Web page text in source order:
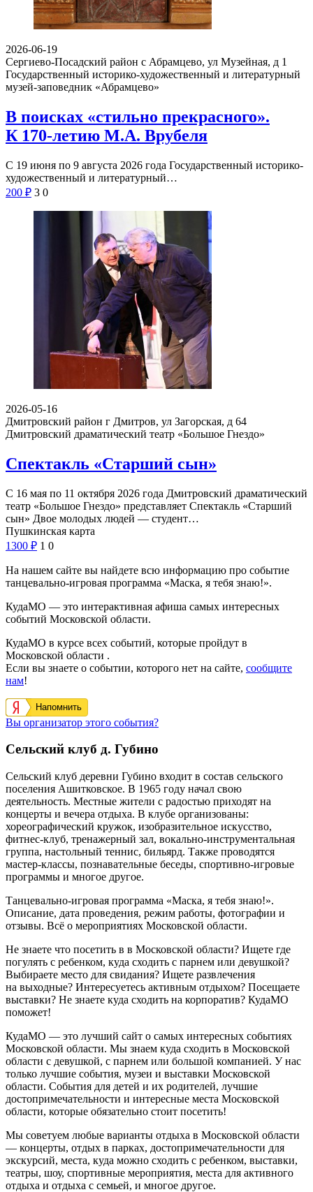
2026-06-19
Сергиево-Посадский район с Абрамцево, ул Музейная, д 1
Государственный историко-художественный и литературный
музей-заповедник «Абрамцево»
В поисках «стильно прекрасного».
К 170-летию М.А. Врубеля
С 19 июня по 9 августа 2026 года Государственный историко-
художественный и литературный…
200 ₽ 3 0
2026-05-16
Дмитровский район г Дмитров, ул Загорская, д 64
Дмитровский драматический театр «Большое Гнездо»
Спектакль «Старший сын»
С 16 мая по 11 октября 2026 года Дмитровский драматический
театр «Большое Гнездо» представляет Спектакль «Старший
сын» Двое молодых людей — студент…
Пушкинская карта
1300 ₽ 1 0
На нашем сайте вы найдете всю информацию про событие
танцевально-игровая программа «Маска, я тебя знаю!».
КудаМО — это интерактивная афиша самых интересных
событий Московской области.
КудаМО в курсе всех событий, которые пройдут в
Московской области .
Если вы знаете о событии, которого нет на сайте, сообщите
нам!
Напомнить
Вы организатор этого события?
Сельский клуб д. Губино
Сельский клуб деревни Губино входит в состав сельского
поселения Ашитковское. В 1965 году начал свою
деятельность. Местные жители с радостью приходят на
концерты и вечера отдыха. В клубе организованы:
хореографический кружок, изобразительное искусство,
фитнес-клуб, тренажерный зал, вокально-инструментальная
группа, настольный теннис, бильярд. Также проводятся
мастер-классы, познавательные беседы, спортивно-игровые
программы и многое другое.
Танцевально-игровая программа «Маска, я тебя знаю!».
Описание, дата проведения, режим работы, фотографии и
отзывы. Всё о мероприятиях Московской области.
Не знаете что посетить в в Московской области? Ищете где
погулять с ребенком, куда сходить с парнем или девушкой?
Выбираете место для свидания? Ищете развлечения
на выходные? Интересуетесь активным отдыхом? Посещаете
выставки? Не знаете куда сходить на корпоратив? КудаМО
поможет!
КудаМО — это лучший сайт о самых интересных событиях
Московской области. Мы знаем куда сходить в Московской
области с девушкой, с парнем или большой компанией. У нас
только лучшие события, музеи и выставки Московской
области. События для детей и их родителей, лучшие
достопримечательности и интересные места Московской
области, которые обязательно стоит посетить!
Мы советуем любые варианты отдыха в Московской области
— концерты, отдых в парках, достопримечательности для
экскурсий, места, куда можно сходить с ребенком, выставки,
театры, шоу, спортивные мероприятия, места для активного
отдыха и отдыха с семьей, и многое другое.